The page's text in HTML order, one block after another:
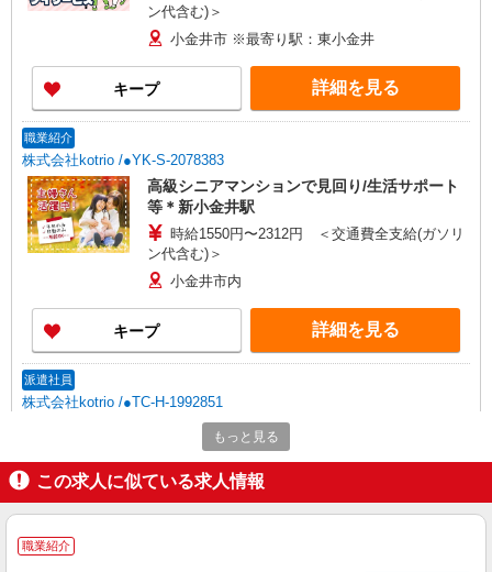
ン代含む)＞
小金井市 ※最寄り駅：東小金井
キープ 詳細を見る
職業紹介
株式会社kotrio /●YK-S-2078383
高級シニアマンションで見回り/生活サポート
等＊新小金井駅
時給1550円〜2312円 ＜交通費全支給(ガソリ
ン代含む)＞
小金井市内
キープ 詳細を見る
派遣社員
株式会社kotrio /●TC-H-1992851
武蔵小金井駅⇒需要のある福祉業界で介護デビ
ュー＊資格支援あり
時給1600円〜2250円 ＜日払い有/週払い有/交
通費全支給(ガソリン代含む)＞
もっと見る
この求人に似ている求人情報
職業紹介